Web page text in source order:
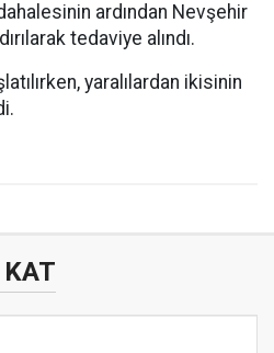
ardından Nevşehir
tedaviye alındı.
yaralılardan ikisinin